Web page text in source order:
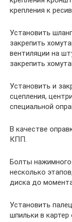
крепления к
Установить
закрепить
вентиляции на
закрепить
Установить и
сцепления,
специальной
В качестве
КПП.
Болты нажимного
несколько
диска до
Установить
шпильки в картер